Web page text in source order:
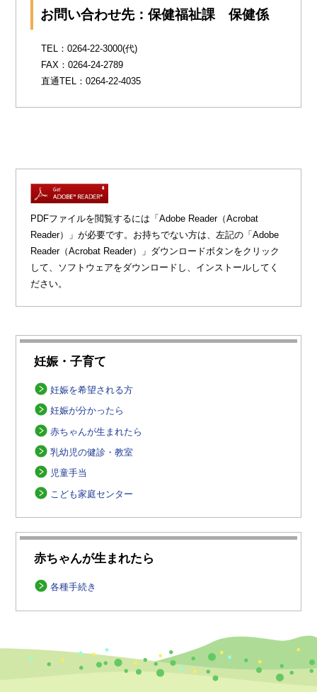
妊娠・子育て
妊娠を希望される方
妊娠が分かったら
赤ちゃんが生まれたら
乳幼児の健診・教室
児童手当
こども家庭センター
赤ちゃんが生まれたら
各種手続き
お問い合わせ先：保健福祉課 保健係
TEL：0264-22-3000(代)
FAX：0264-24-2789
直通TEL：0264-22-4035
PDFファイルを閲覧するには「Adobe Reader（Acrobat
Reader）」が必要です。お持ちでない方は、左記の「Adobe
Reader（Acrobat Reader）」ダウンロードボタンをクリック
して、ソフトウェアをダウンロードし、インストールしてく
ださい。